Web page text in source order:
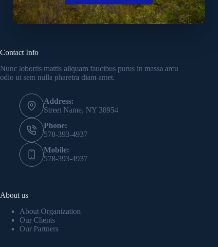
Contact Info
Nunc lobortis mattis aliquam faucibus purus in massa arcu
odio ut sem nulla pharetra diam amet.
Address:
Street Name, NY 38954
Phone:
578-393-4937
Mobile:
578-393-4937
About us
About Organization
Our Clients
Our Partners